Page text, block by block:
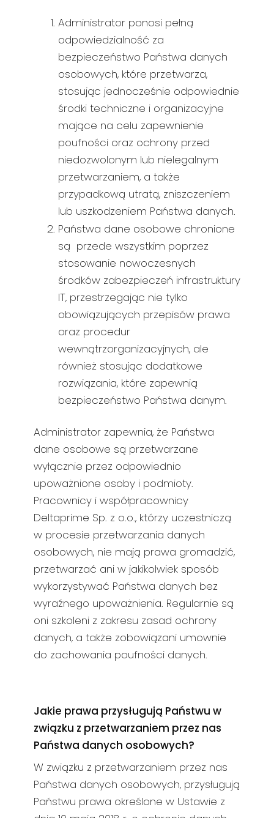
Administrator ponosi pełną
odpowiedzialność za
bezpieczeństwo Państwa danych
osobowych, które przetwarza,
stosując jednocześnie odpowiednie
środki techniczne i organizacyjne
mające na celu zapewnienie
poufności oraz ochrony przed
niedozwolonym lub nielegalnym
przetwarzaniem, a także
przypadkową utratą, zniszczeniem
lub uszkodzeniem Państwa danych.
Państwa dane osobowe chronione
są przede wszystkim poprzez
stosowanie nowoczesnych
środków zabezpieczeń infrastruktury
IT, przestrzegając nie tylko
obowiązujących przepisów prawa
oraz procedur
wewnątrzorganizacyjnych, ale
również stosując dodatkowe
rozwiązania, które zapewnią
bezpieczeństwo Państwa danym.
Administrator zapewnia, że Państwa
dane osobowe są przetwarzane
wyłącznie przez odpowiednio
upoważnione osoby i podmioty.
Pracownicy i współpracownicy
Deltaprime Sp. z o.o., którzy uczestniczą
w procesie przetwarzania danych
osobowych, nie mają prawa gromadzić,
przetwarzać ani w jakikolwiek sposób
wykorzystywać Państwa danych bez
wyraźnego upoważnienia. Regularnie są
oni szkoleni z zakresu zasad ochrony
danych, a także zobowiązani umownie
do zachowania poufności danych.
Jakie prawa przysługują Państwu w
związku z przetwarzaniem przez nas
Państwa danych osobowych?
W związku z przetwarzaniem przez nas
Państwa danych osobowych, przysługują
Państwu prawa określone w Ustawie z